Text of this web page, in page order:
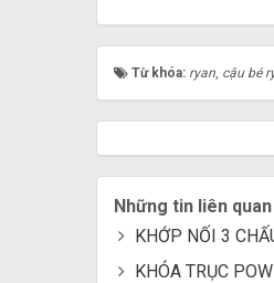
Từ khóa: ryan cậu bé
Những tin liên quan
KHỚP NỐI 3
KHÓA TRỤC